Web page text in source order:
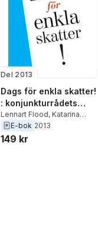
Del 2013
Dags för enkla skatter!
: konjunkturrådets
rapport 2013
Lennart Flood, Katarina
Nordblom,Daniel
Waldenström
E-bok 2013
149 kr